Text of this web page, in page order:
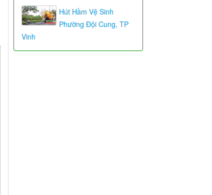
Hút Hầm Vệ Sinh
Phường Đội Cung, TP
Vinh